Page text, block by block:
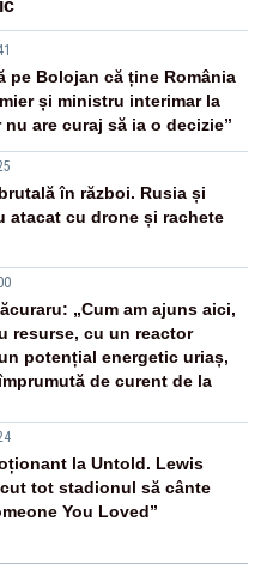
pe Bolojan că ține România
și ministru interimar la
nu are curaj să ia o decizie”
în război. Rusia și
atacat cu drone și rachete
„Cum am ajuns aici,
resurse, cu un reactor
potențial energetic uriaș,
de curent de la
la Untold. Lewis
tot stadionul să cânte
You Loved”